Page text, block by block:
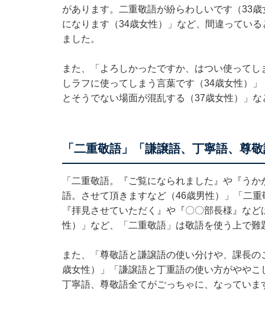
があります。二重敬語が紛らわしいです（33
になります（34歳女性）」など、間違ってい
ました。
また、「よろしかったですか、はつい使って
しラフに使ってしまう言葉です（34歳女性）
とそうでない場面が混乱する（37歳女性）」
「二重敬語」「謙譲語、丁寧語、尊
「二重敬語。『ご覧になられました』や『う
語。させて頂きますなど（46歳男性）」「二
『拝見させていただく』や『〇〇部長様』な
性）」など、「二重敬語」は敬語を使う上で難
また、「尊敬語と謙譲語の使い分けや、課長
歳女性）」「謙譲語と丁重語の使い方がやや
丁寧語、尊敬語全てがごっちゃに、なってい